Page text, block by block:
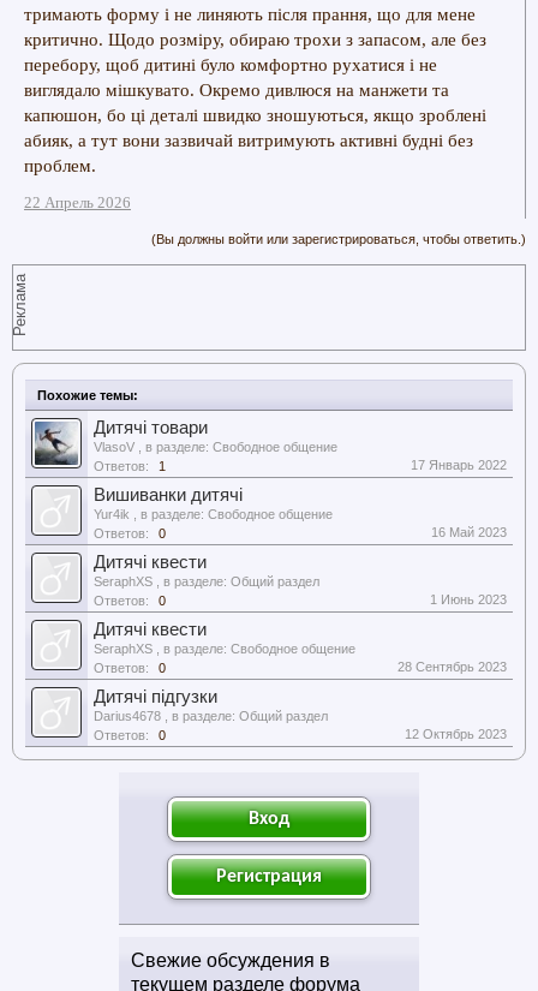
тримають форму і не линяють після прання, що для мене
критично. Щодо розміру, обираю трохи з запасом, але без
перебору, щоб дитині було комфортно рухатися і не
виглядало мішкувато. Окремо дивлюся на манжети та
капюшон, бо ці деталі швидко зношуються, якщо зроблені
абияк, а тут вони зазвичай витримують активні будні без
проблем.
22 Апрель 2026
(Вы должны войти или зарегистрироваться, чтобы ответить.)
Реклама
Похожие темы:
Дитячі товари
VlasoV , в разделе: Свободное общение
Ответов:
1 17 Январь 2022
Вишиванки дитячі
Yur4ik , в разделе: Свободное общение
Ответов:
0 16 Май 2023
Дитячі квести
SeraphXS , в разделе: Общий раздел
Ответов:
0 1 Июнь 2023
Дитячі квести
SeraphXS , в разделе: Свободное общение
Ответов:
0 28 Сентябрь 2023
Дитячі підгузки
Darius4678 , в разделе: Общий раздел
Ответов:
0 12 Октябрь 2023
Вход
Регистрация
Свежие обсуждения в
текущем разделе форума